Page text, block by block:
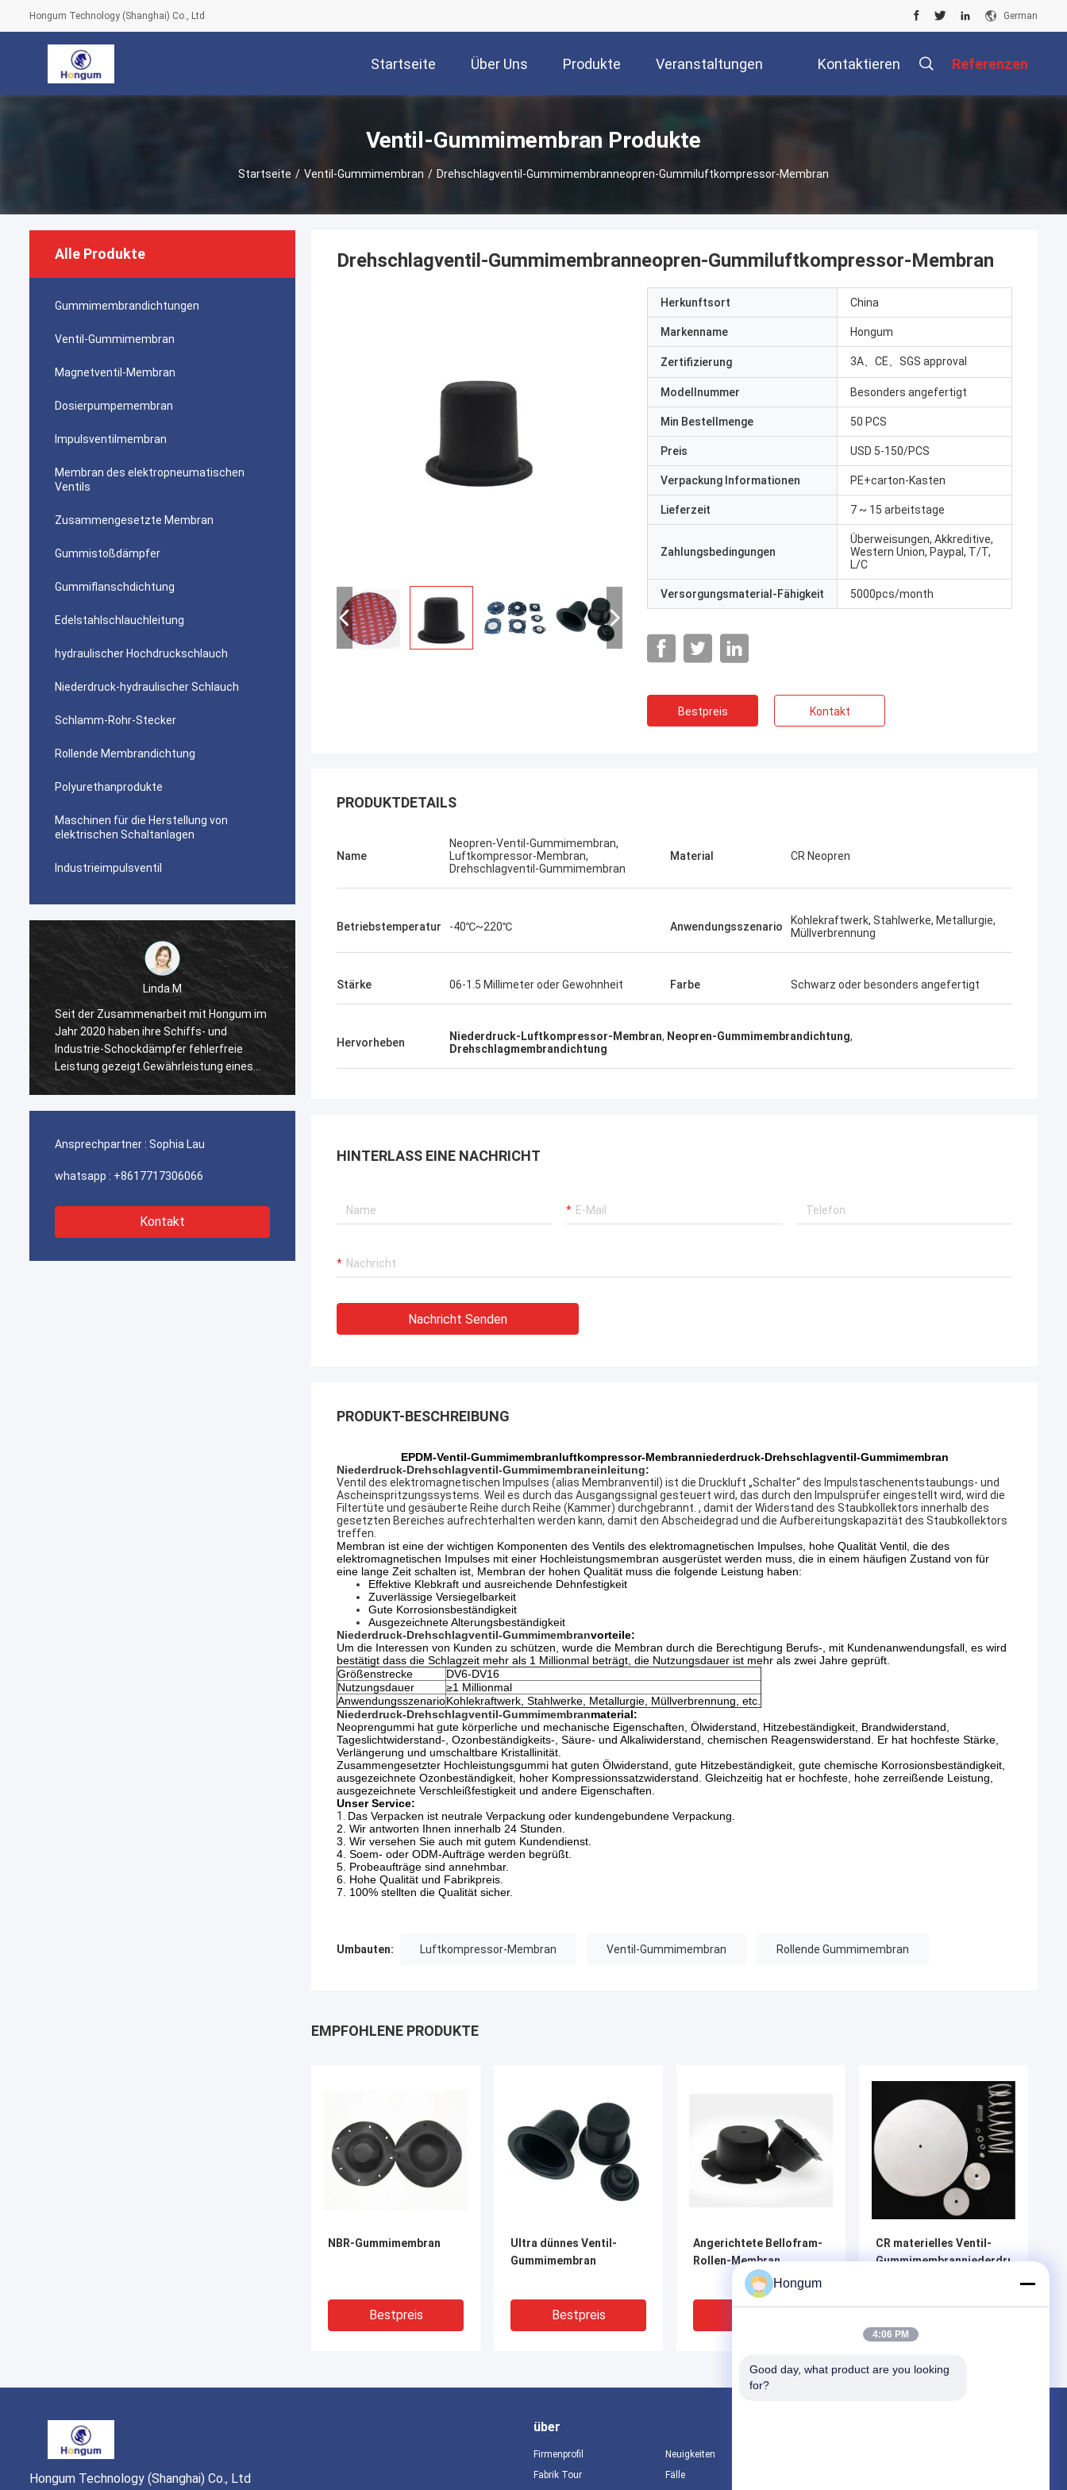
Hongum Technology (Shanghai) Co., Ltd German
Startseite Über Uns Produkte Veranstaltungen Kontaktieren Referenzen
Ventil-Gummimembran Produkte
Startseite / Ventil-Gummimembran / Drehschlagventil-Gummimembranneopren-Gummiluftkompressor-Membran
Alle Produkte
Gummimembrandichtungen
Ventil-Gummimembran
Magnetventil-Membran
Dosierpumpemembran
Impulsventilmembran
Membran des elektropneumatischen
Ventils
Zusammengesetzte Membran
Gummistoßdämpfer
Gummiflanschdichtung
Edelstahlschlauchleitung
hydraulischer Hochdruckschlauch
Niederdruck-hydraulischer Schlauch
Schlamm-Rohr-Stecker
Rollende Membrandichtung
Polyurethanprodukte
Maschinen für die Herstellung von
elektrischen Schaltanlagen
Industrieimpulsventil
Linda.M
Seit der Zusammenarbeit mit Hongum im
Jahr 2020 haben ihre Schiffs- und
Industrie-Schockdämpfer fehlerfreie
Leistung gezeigt.Gewährleistung eines
ununterbrochenen Betriebs unserer
Jahr 2020 haben ihre Schiffs- und
Industrie-Schockdämpfer fehlerfreie
Leistung gezeigt.Gewährleistung eines
Ansprechpartner : Sophia Lau
whatsapp : +8617717306066
Kontakt
Drehschlagventil-Gummimembranneopren-Gummiluftkompressor-Membran
Herkunftsort China
Markenname Hongum
Zertifizierung 3A、CE、SGS approval
Modellnummer Besonders angefertigt
Min Bestellmenge 50 PCS
Preis USD 5-150/PCS
Verpackung Informationen PE+carton-Kasten
Lieferzeit 7 ~ 15 arbeitstage
Zahlungsbedingungen
Überweisungen, Akkreditive,
Western Union, Paypal, T/T,
L/C
Versorgungsmaterial-Fähigkeit 5000pcs/month
Bestpreis Kontakt
PRODUKTDETAILS
Name
Neopren-Ventil-Gummimembran,
Luftkompressor-Membran,
Drehschlagventil-Gummimembran
Material CR Neopren
Betriebstemperatur -40℃~220℃ Anwendungsszenario
Kohlekraftwerk, Stahlwerke, Metallurgie,
Müllverbrennung
Stärke 06-1.5 Millimeter oder Gewohnheit Farbe Schwarz oder besonders angefertigt
Hervorheben Niederdruck-Luftkompressor-Membran, Neopren-Gummimembrandichtung,
Drehschlagmembrandichtung
HINTERLASS EINE NACHRICHT
Nachricht Senden
PRODUKT-BESCHREIBUNG
EPDM-Ventil-Gummimembranluftkompressor-Membranniederdruck-Drehschlagventil-Gummimembran
Niederdruck-Drehschlagventil-Gummimembraneinleitung:
Ventil des elektromagnetischen Impulses (alias Membranventil) ist die Druckluft „Schalter“ des Impulstaschenentstaubungs- und
Ascheinspritzungssystems. Weil es durch das Ausgangssignal gesteuert wird, das durch den Impulsprüfer eingestellt wird, wird die
Filtertüte und gesäuberte Reihe durch Reihe (Kammer) durchgebrannt. , damit der Widerstand des Staubkollektors innerhalb des
gesetzten Bereiches aufrechterhalten werden kann, damit den Abscheidegrad und die Aufbereitungskapazität des Staubkollektors
treffen.
Membran ist eine der wichtigen Komponenten des Ventils des elektromagnetischen Impulses, hohe Qualität Ventil, die des
elektromagnetischen Impulses mit einer Hochleistungsmembran ausgerüstet werden muss, die in einem häufigen Zustand von für
eine lange Zeit schalten ist, Membran der hohen Qualität muss die folgende Leistung haben:
Effektive Klebkraft und ausreichende Dehnfestigkeit
Zuverlässige Versiegelbarkeit
Gute Korrosionsbeständigkeit
Ausgezeichnete Alterungsbeständigkeit
Niederdruck-Drehschlagventil-Gummimembranvorteile:
Um die Interessen von Kunden zu schützen, wurde die Membran durch die Berechtigung Berufs-, mit Kundenanwendungsfall, es wird
bestätigt dass die Schlagzeit mehr als 1 Millionmal beträgt, die Nutzungsdauer ist mehr als zwei Jahre geprüft.
Größenstrecke
DV6-DV16
Nutzungsdauer
≥1 Millionmal
AnwendungsszenarioKohlekraftwerk, Stahlwerke, Metallurgie, Müllverbrennung, etc.
Niederdruck-Drehschlagventil-Gummimembranmaterial:
Neoprengummi hat gute körperliche und mechanische Eigenschaften, Ölwiderstand, Hitzebeständigkeit, Brandwiderstand,
Tageslichtwiderstand-, Ozonbeständigkeits-, Säure- und Alkaliwiderstand, chemischen Reagenswiderstand. Er hat hochfeste Stärke,
Verlängerung und umschaltbare Kristallinität.
Zusammengesetzter Hochleistungsgummi hat guten Ölwiderstand, gute Hitzebeständigkeit, gute chemische Korrosionsbeständigkeit,
ausgezeichnete Ozonbeständigkeit, hoher Kompressionssatzwiderstand. Gleichzeitig hat er hochfeste, hohe zerreißende Leistung,
ausgezeichnete Verschleißfestigkeit und andere Eigenschaften.
UnserService:
1. Das Verpacken ist neutrale Verpackung oder kundengebundene Verpackung.
2. Wir antworten Ihnen innerhalb 24 Stunden.
3. Wir versehen Sie auch mit gutem Kundendienst.
4. Soem- oder ODM-Aufträge werden begrüßt.
5. Probeaufträge sind annehmbar.
6. Hohe Qualität und Fabrikpreis.
7. 100% stellten die Qualität sicher.
Umbauten: Luftkompressor-Membran Ventil-Gummimembran Rollende Gummimembran
EMPFOHLENE PRODUKTE
NBR-Gummimembran
Bestpreis
Ultra dünnes Ventil-
Gummimembran
Bestpreis
Angerichtete Bellofram-
Rollen-Membran
CR materielles Ventil-
Gummimembranniederdruck-
Hongum Technology (Shanghai) Co., Ltd
über
Firmenprofil
Fabrik Tour
Neuigkeiten
Fälle
Hongum
4:06 PM
Good day, what product are you looking
for?